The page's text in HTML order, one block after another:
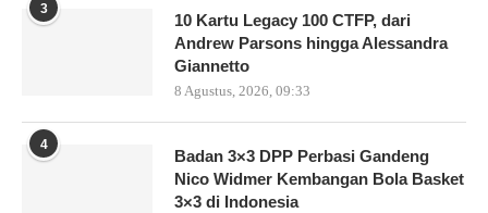
3
10 Kartu Legacy 100 CTFP, dari
Andrew Parsons hingga Alessandra
Giannetto
8 Agustus, 2026, 09:33
4
Badan 3×3 DPP Perbasi Gandeng
Nico Widmer Kembangan Bola Basket
3×3 di Indonesia